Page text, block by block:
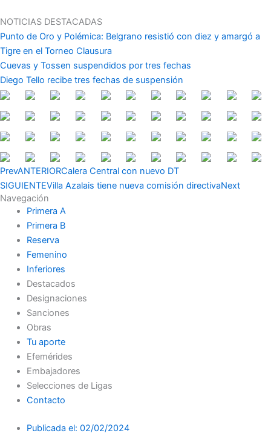
al
contenido
NOTICIAS DESTACADAS
Punto de Oro y Polémica: Belgrano resistió con diez y amargó a
Tigre en el Torneo Clausura
Cuevas y Tossen suspendidos por tres fechas
Diego Tello recibe tres fechas de suspensión
PrevANTERIORCalera Central con nuevo DT
SIGUIENTEVilla Azalais tiene nueva comisión directivaNext
Navegación
Primera A
Primera B
Reserva
Femenino
Inferiores
Destacados
Designaciones
Sanciones
Obras
Tu aporte
Efemérides
Embajadores
Selecciones de Ligas
Contacto
Publicada el: 02/02/2024